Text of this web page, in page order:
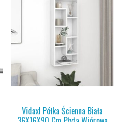
Vidaxl Półka Ścienna Biała